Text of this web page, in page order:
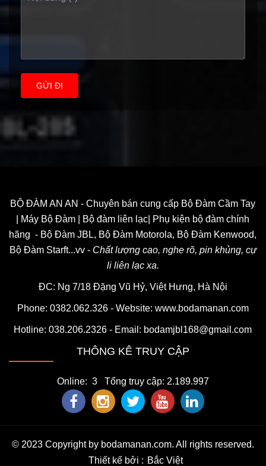
GỬI ĐI
BỘ ĐÀM AN AN - Chuyên bán cung cấp Bộ Đàm Cầm Tay
| Máy Bộ Đàm | Bộ đàm liên lạc| Phụ kiện bộ đàm chính
hãng - Bộ Đàm JBL, Bộ Đàm Motorola, Bộ Đàm Kenwood,
Bộ Đàm Starft...vv - Chất lượng cao, nghe rõ, pin khủng, cự
li liên lạc xa.
ĐC: Ng 7/18 Đặng Vũ Hỷ, Việt Hưng, Hà Nội
Phone: 0382.062.326 - Website: www.bodamanan.com
Hotline:038.206.2326 - Email: bodamjbl168@gmail.com
THÔNG KÊ TRUY CẬP
Online: 3 Tổng truy cập: 2.189.997
© 2023 Copyright by bodamanan.com. All rights reserved.
Thiết kế bởi
Bắc Việt